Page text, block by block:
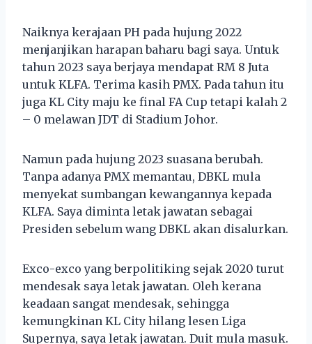
Naiknya kerajaan PH pada hujung 2022
menjanjikan harapan baharu bagi saya. Untuk
tahun 2023 saya berjaya mendapat RM 8 Juta
untuk KLFA. Terima kasih PMX. Pada tahun itu
juga KL City maju ke final FA Cup tetapi kalah 2
– 0 melawan JDT di Stadium Johor.
Namun pada hujung 2023 suasana berubah.
Tanpa adanya PMX memantau, DBKL mula
menyekat sumbangan kewangannya kepada
KLFA. Saya diminta letak jawatan sebagai
Presiden sebelum wang DBKL akan disalurkan.
Exco-exco yang berpolitiking sejak 2020 turut
mendesak saya letak jawatan. Oleh kerana
keadaan sangat mendesak, sehingga
kemungkinan KL City hilang lesen Liga
Supernya, saya letak jawatan. Duit mula masuk.